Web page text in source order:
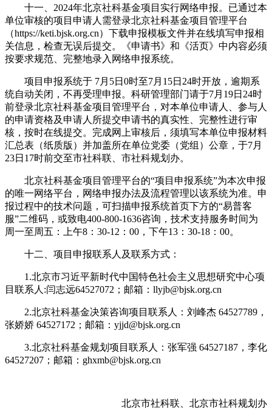
十一、2024年北京社科基金项目实行网络申报。已通过本
单位审核的项目申请人需登录北京社科基金项目管理平台
（https://keti.bjsk.org.cn）下载申报模板文件并在线填写申报相
关信息，检查无误后提交。《申请书》和《活页》中内容必须
按要求规范、完整地录入网络申报系统。
项目申报系统于 7月5日0时至7月15日24时开放，逾期系
统自动关闭，不再受理申报。科研管理部门请于7月19日24时
前登录北京社科基金项目管理平台，对本单位申请人、参与人
的申请资格及申请人所提交申请书的真实性、完整性进行审
核，按时在线提交。完成网上审核后，须填写本单位申报材料
汇总表（纸质版）并加盖所在单位党委（党组）公章，于7月
23日17时前交至市社科联、市社科规划办。
北京社科基金项目管理平台的“项目申报系统”为本次申报
的唯一网络平台，网络申报办法及流程管理以该系统为准。申
报过程中的技术问题，可扫描申报系统首页下方的“易普客
服”二维码，或致电400-800-1636咨询，技术支持服务时间为
周一至周五：上午8：30-12：00，下午13：30-18：00。
十二、项目申报联系人及联系方式：
1.北京市习近平新时代中国特色社会主义思想研究中心项
目联系人:闫志远64527072；邮箱：llyjb@bjsk.org.cn
2.北京社科基金决策咨询项目联系人：刘峰杰 64527789，
张娇娇 64527172；邮箱：yjjd@bjsk.org.cn
3.北京社科基金规划项目联系人：张军强 64527187，李化
64527207；邮箱：ghxmb@bjsk.org.cn
北京市社科联、北京市社科规划办